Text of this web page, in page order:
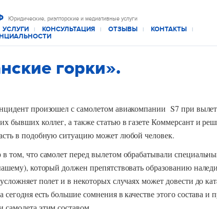
Юридические, риэлторские и медиативные услуги
УСЛУГИ | КОНСУЛЬТАЦИЯ | ОТЗЫВЫ | КОНТАКТЫ |
горки».
произошел с самолетом авиакомпании S7 при
бывших коллег, а также статью в газете Коммерсант и
в подобную ситуацию может любой человек.
том, что самолет перед вылетом обрабатывали
который должен препятствовать образованию
полет и в некоторых случаях может довести до
сегодня есть большие сомнения в качестве этого состава и